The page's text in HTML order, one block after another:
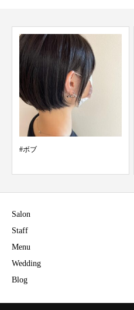
#ボブ
Salon
Staff
Menu
Wedding
Blog